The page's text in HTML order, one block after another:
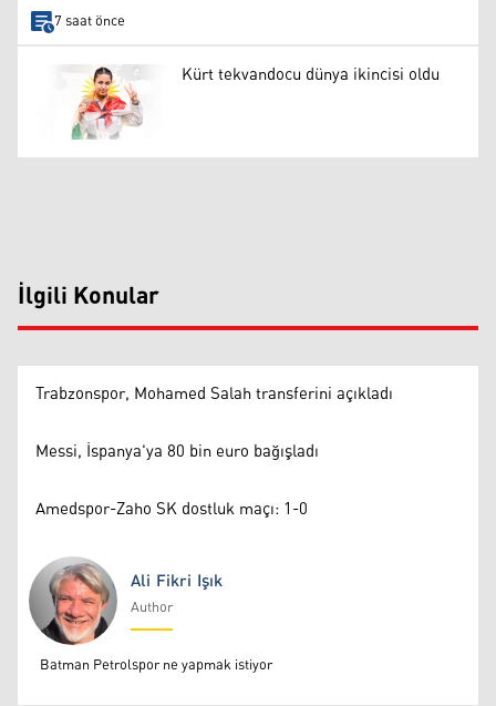
7 saat önce
Kürt tekvandocu dünya ikincisi oldu
İlgili Konular
Trabzonspor, Mohamed Salah transferini açıkladı
Messi, İspanya'ya 80 bin euro bağışladı
Amedspor-Zaho SK dostluk maçı: 1-0
Ali Fikri Işık
Ali Fikri Işık
Author
Batman Petrolspor ne yapmak istiyor